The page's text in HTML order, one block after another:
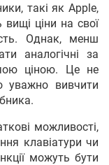
такі як Apple,
ціни на свої
Однак, менш
аналогічні за
ціною. Це не
уважно вивчити
можливості,
клавіатури чи
можуть бути